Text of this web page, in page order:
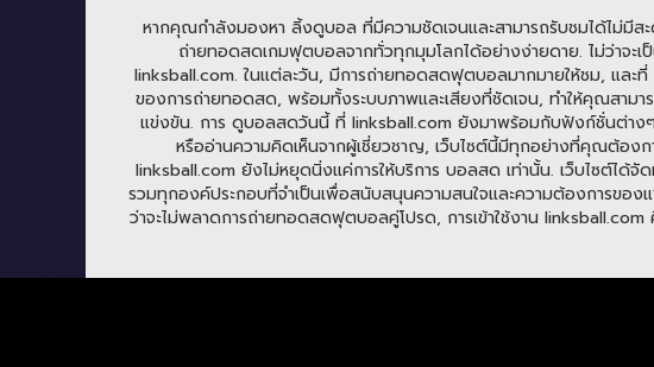
หากคุณกำลังมองหา ลิ้งดูบอล ที่มีความชัดเจนและสามารถรับชมได้ไม่มี
ถ่ายทอดสดเกมฟุตบอลจากทั่วทุกมุมโลกได้อย่างง่ายดาย. ไม่ว่าจะ
linksball.com. ในแต่ละวัน, มีการถ่ายทอดสดฟุตบอลมากมายให้ชม, แล
ของการถ่ายทอดสด, พร้อมทั้งระบบภาพและเสียงที่ชัดเจน, ทำให้คุณสาม
แข่งขัน. การ ดูบอลสดวันนี้ ที่ linksball.com ยังมาพร้อมกับฟังก์ชั่นต่าง
หรืออ่านความคิดเห็นจากผู้เชี่ยวชาญ, เว็บไซต์นี้มีทุกอย่างที่คุณต้อ
linksball.com ยังไม่หยุดนิ่งแค่การให้บริการ บอลสด เท่านั้น. เว็บไซต์ได้จั
รวมทุกองค์ประกอบที่จำเป็นเพื่อสนับสนุนความสนใจและความต้องการข
ว่าจะไม่พลาดการถ่ายทอดสดฟุตบอลคู่โปรด, การเข้าใช้งาน